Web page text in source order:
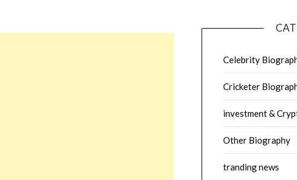
Celebrity
Cricketer
investment &
Other Biography
tranding news